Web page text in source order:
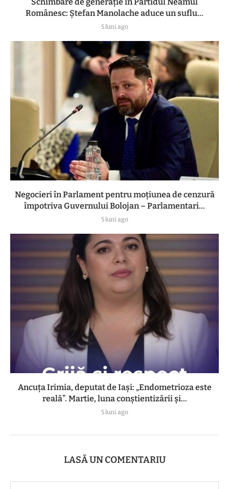
Românesc: Ștefan Manolache aduce un suflu...
5 luni ago
Negocieri în Parlament pentru moțiunea de cenzură
împotriva Guvernului Bolojan – Parlamentari...
5 luni ago
Ancuța Irimia, deputat de Iași: „Endometrioza este
reală”. Martie, luna conștientizării și...
5 luni ago
LASĂ UN COMENTARIU